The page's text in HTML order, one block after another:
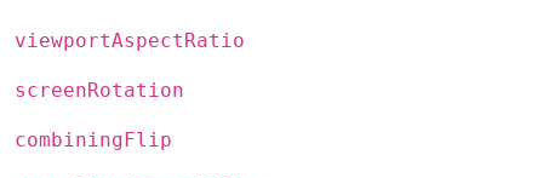
viewportAspectRatio
screenRotation
combiningFlip